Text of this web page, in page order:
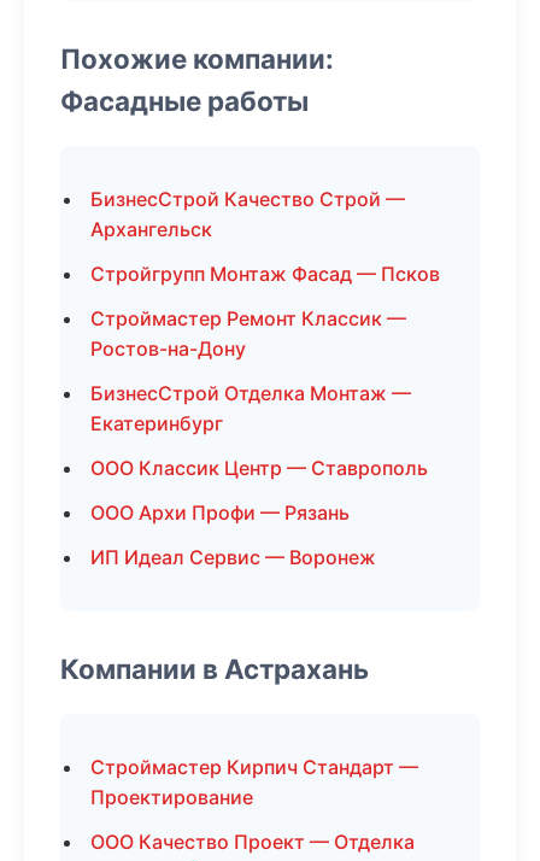
Похожие компании:
Фасадные работы
БизнесСтрой Качество Строй —
Архангельск
Стройгрупп Монтаж Фасад — Псков
Строймастер Ремонт Классик —
Ростов-на-Дону
БизнесСтрой Отделка Монтаж —
Екатеринбург
ООО Классик Центр — Ставрополь
ООО Архи Профи — Рязань
ИП Идеал Сервис — Воронеж
Компании в Астрахань
Строймастер Кирпич Стандарт —
Проектирование
ООО Качество Проект — Отделка